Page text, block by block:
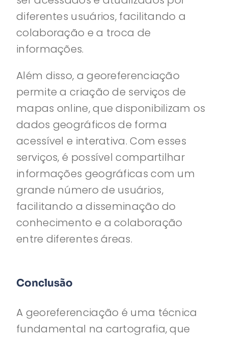
diferentes usuários, facilitando a
colaboração e a troca de
informações.
Além disso, a georeferenciação
permite a criação de serviços de
mapas online, que disponibilizam os
dados geográficos de forma
acessível e interativa. Com esses
serviços, é possível compartilhar
informações geográficas com um
grande número de usuários,
facilitando a disseminação do
conhecimento e a colaboração
entre diferentes áreas.
Conclusão
A georeferenciação é uma técnica
fundamental na cartografia, que